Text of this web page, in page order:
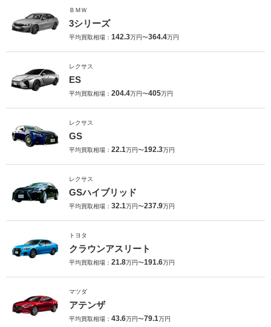
ＢＭＷ
3シリーズ
平均買取相場： 142.3万円〜364.4万円
レクサス
ES
平均買取相場： 204.4万円〜405万円
レクサス
GS
平均買取相場： 22.1万円〜192.3万円
レクサス
GSハイブリッド
平均買取相場： 32.1万円〜237.9万円
トヨタ
クラウンアスリート
平均買取相場： 21.8万円〜191.6万円
マツダ
アテンザ
平均買取相場： 43.6万円〜79.1万円